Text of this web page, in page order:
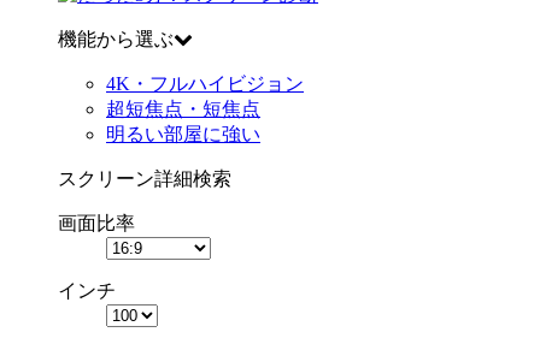
機能から選ぶ
4K・フルハイビジョン
超短焦点・短焦点
明るい部屋に強い
スクリーン詳細検索
画面比率
インチ